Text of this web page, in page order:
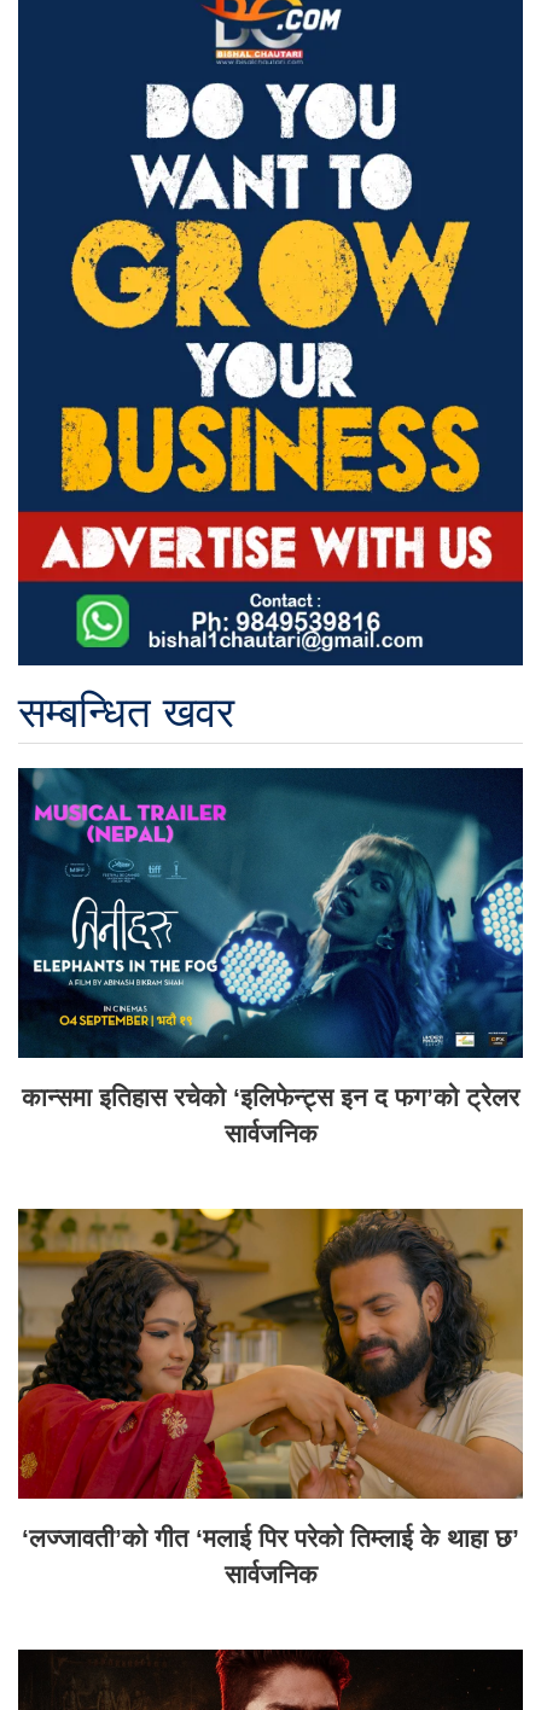
सम्बन्धित खवर
कान्समा इतिहास रचेको ‘इलिफेन्ट्स इन द फग’को ट्रेलर
सार्वजनिक
‘लज्जावती’को गीत ‘मलाई पिर परेको तिम्लाई के थाहा छ’
सार्वजनिक